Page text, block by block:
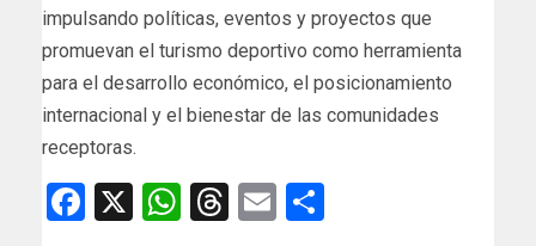
impulsando políticas, eventos y proyectos que
promuevan el turismo deportivo como herramienta
para el desarrollo económico, el posicionamiento
internacional y el bienestar de las comunidades
receptoras.
Facebook
X WhatsApp
Threads
Email